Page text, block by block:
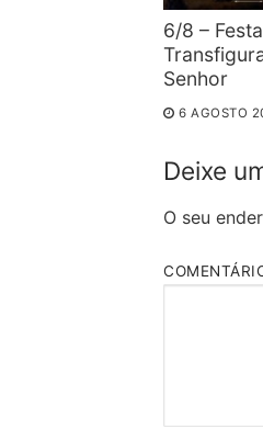
6/8 –
Senhor
6 AGOSTO
Deixe
O seu